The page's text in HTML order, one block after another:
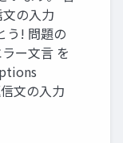
の入力
う! 問題の
ー文言 を
文の入力